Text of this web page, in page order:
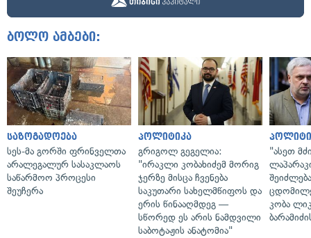
ბოლო ამბები:
საზოგადოება
სეს-მა გორში ფრინველთა
არალეგალურ სასაკლაოს
საწარმოო პროცესი
შეუჩერა
პოლიტიკა
გრიგოლ გეგელია:
"ირაკლი კობახიძემ მორიგ
ჯერზე მისცა ჩვენება
საკუთარი სახელმწიფოს და
ერის წინააღმდეგ —
სწორედ ეს არის ნამდვილი
საბოტაჟის ანატომია"
"ასეთ
კობა